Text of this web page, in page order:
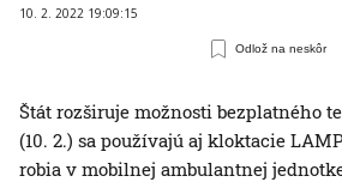
10. 2. 2022 19:09:15
Odlož na neskôr
Štát rozširuje možnosti bezplatného
(10. 2.) sa používajú aj kloktacie
robia v mobilnej ambulantnej